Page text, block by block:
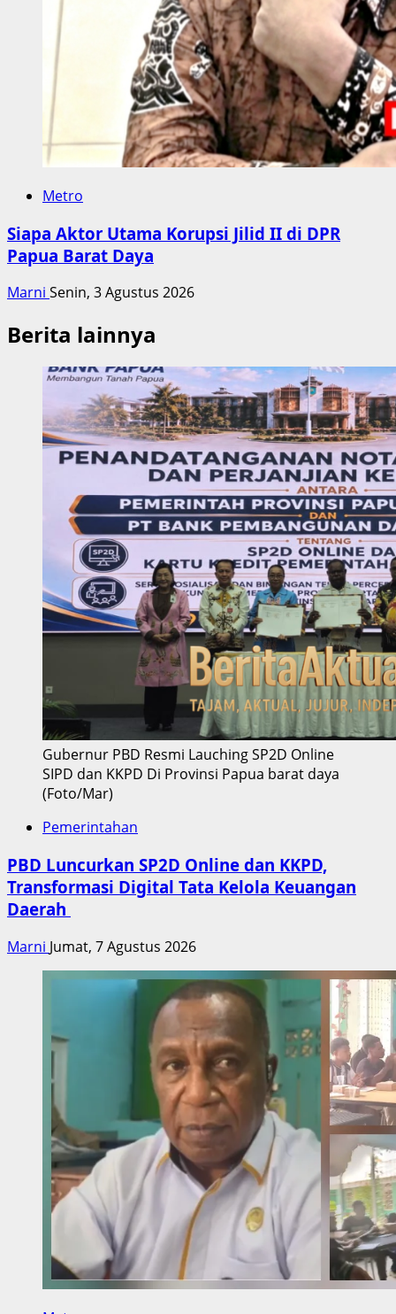
Metro
Siapa Aktor Utama Korupsi Jilid II di DPR
Papua Barat Daya
Marni Senin, 3 Agustus 2026
Berita lainnya
Gubernur PBD Resmi Lauching SP2D Online
SIPD dan KKPD Di Provinsi Papua barat daya
(Foto/Mar)
Pemerintahan
PBD Luncurkan SP2D Online dan KKPD,
Transformasi Digital Tata Kelola Keuangan
Daerah
Marni Jumat, 7 Agustus 2026